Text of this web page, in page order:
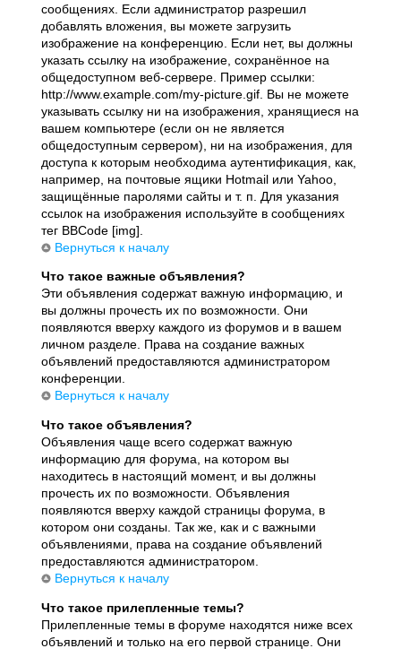
сообщениях. Если администратор разрешил
добавлять вложения, вы можете загрузить
изображение на конференцию. Если нет, вы должны
указать ссылку на изображение, сохранённое на
общедоступном веб-сервере. Пример ссылки:
http://www.example.com/my-picture.gif. Вы не можете
указывать ссылку ни на изображения, хранящиеся на
вашем компьютере (если он не является
общедоступным сервером), ни на изображения, для
доступа к которым необходима аутентификация, как,
например, на почтовые ящики Hotmail или Yahoo,
защищённые паролями сайты и т. п. Для указания
ссылок на изображения используйте в сообщениях
тег BBCode [img].
Вернуться к началу
Что такое важные объявления?
Эти объявления содержат важную информацию, и
вы должны прочесть их по возможности. Они
появляются вверху каждого из форумов и в вашем
личном разделе. Права на создание важных
объявлений предоставляются администратором
конференции.
Вернуться к началу
Что такое объявления?
Объявления чаще всего содержат важную
информацию для форума, на котором вы
находитесь в настоящий момент, и вы должны
прочесть их по возможности. Объявления
появляются вверху каждой страницы форума, в
котором они созданы. Так же, как и с важными
объявлениями, права на создание объявлений
предоставляются администратором.
Вернуться к началу
Что такое прилепленные темы?
Прилепленные темы в форуме находятся ниже всех
объявлений и только на его первой странице. Они